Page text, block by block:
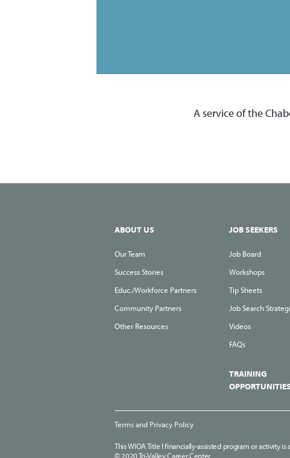
A service of the
ABOUT US
Our Team
Success Stories
Educ./Workforce Partners
Community Partners
Other Resources
JOB SEEKERS
Job Board
Workshops
Tip Sheets
Job Search
Videos
FAQs
TRAINING
OPPORTUNITIES
Terms and Privacy Policy
This WIOA Title I financially-assisted program or activity
© 2020 Tri-Valley Career Center